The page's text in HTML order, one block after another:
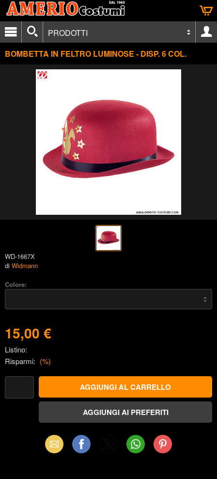
PRODOTTI
BOMBETTA IN FELTRO LUMINOSE - DISP. 6 COL.
WD-1667X
di Widmann
Colore:
15,00 €
Listino:
Risparmi: (%)
Email Facebook WhatsAppPinterest